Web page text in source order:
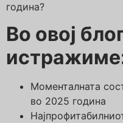
година?
Во овој
Моменталната
во 2025 година